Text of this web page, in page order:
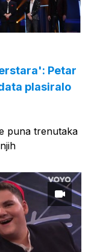
Petar
plasiralo
puna trenutaka